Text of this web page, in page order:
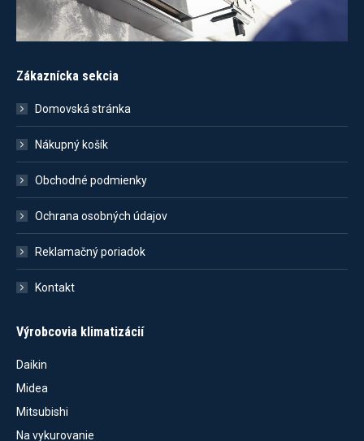
Zákaznícka sekcia
Domovská stránka
Nákupný košík
Obchodné podmienky
Ochrana osobných údajov
Reklamačný poriadok
Kontakt
Výrobcovia klimatizácií
Daikin
Midea
Mitsubishi
Na vykurovanie